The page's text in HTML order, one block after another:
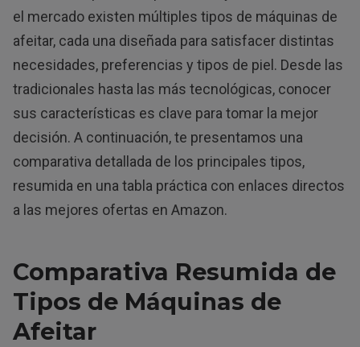
el mercado existen múltiples tipos de máquinas de
afeitar, cada una diseñada para satisfacer distintas
necesidades, preferencias y tipos de piel. Desde las
tradicionales hasta las más tecnológicas, conocer
sus características es clave para tomar la mejor
decisión. A continuación, te presentamos una
comparativa detallada de los principales tipos,
resumida en una tabla práctica con enlaces directos
a las mejores ofertas en Amazon.
Comparativa Resumida de
Tipos de Máquinas de
Afeitar